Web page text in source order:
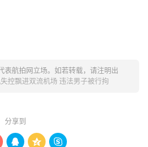
表航拍网立场。如若转载，请注明出
控飘进双流机场 违法男子被行拘
分享到
  